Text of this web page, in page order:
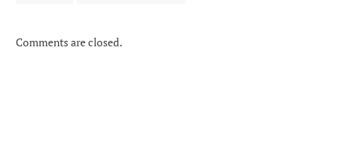
Comments are closed.